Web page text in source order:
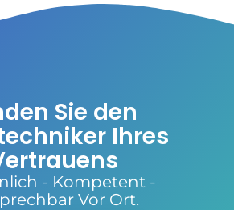
Sie den
Ihres
- Kompetent -
Vor Ort.